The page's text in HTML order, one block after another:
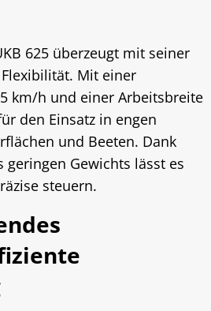
625 überzeugt mit seiner
Mit einer
km/h und einer Arbeitsbreite
den Einsatz in engen
und Beeten. Dank
Gewichts lässt es
steuern.